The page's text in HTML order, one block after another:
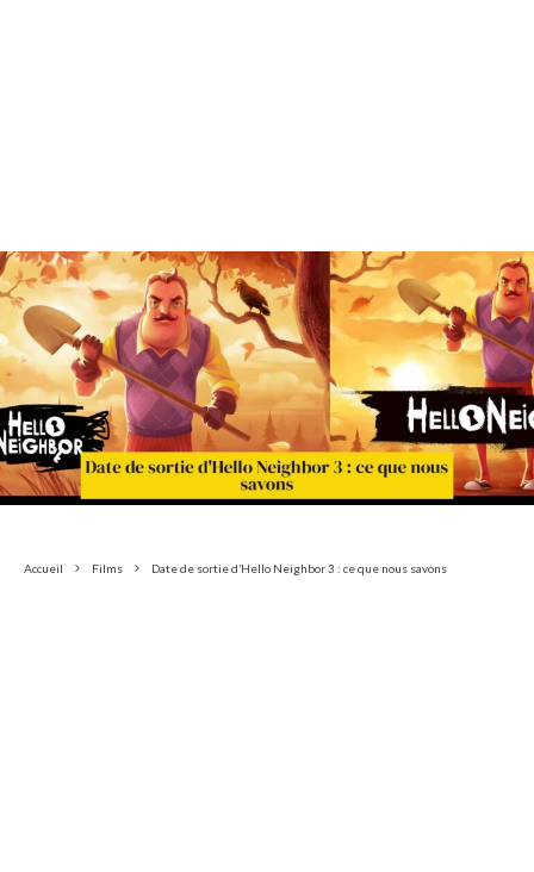
Accueil Films Date de sortie d’Hello Neighbor 3 : ce que nous savons